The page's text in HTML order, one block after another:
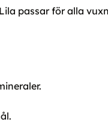
passar för alla